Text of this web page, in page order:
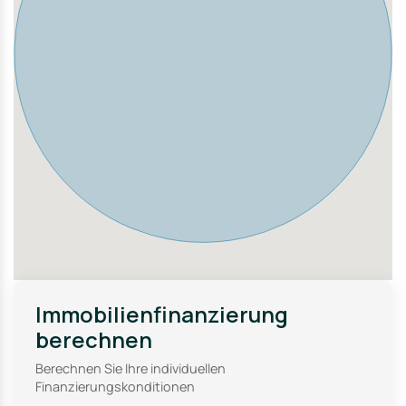
nächstgelegene Stadt mit ihren zahlreichen
Shoppingmöglichkeiten und kulturellen Angeboten nur
eine kurze Fahrt entfernt ist.
Die Anbindung ist hervorragend, mit einer nah gelegenen
Haltestelle für den öffentlichen Nahverkehr und einer
Autobahnauffahrt in unmittelbarer Nähe. Somit ist die
Immobilie optimal an das Verkehrsnetz angebunden und
bietet eine ideale Basis für Pendler und Familien.
Immobilienfinanzierung
berechnen
Berechnen Sie Ihre individuellen
Finanzierungskonditionen